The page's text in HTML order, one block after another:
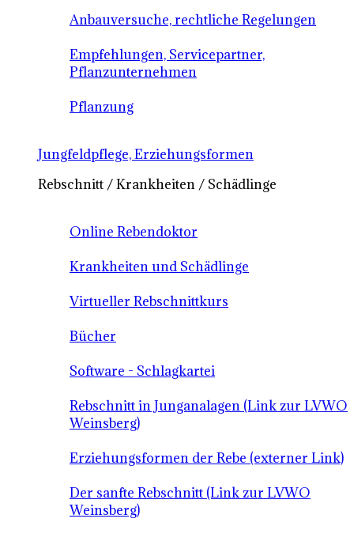
Anbauversuche, rechtliche Regelungen
Empfehlungen, Servicepartner,
Pflanzunternehmen
Pflanzung
Jungfeldpflege, Erziehungsformen
Rebschnitt / Krankheiten / Schädlinge
Online Rebendoktor
Krankheiten und Schädlinge
Virtueller Rebschnittkurs
Bücher
Software - Schlagkartei
Rebschnitt in Junganalagen (Link zur LVWO
Weinsberg)
Erziehungsformen der Rebe (externer Link)
Der sanfte Rebschnitt (Link zur LVWO
Weinsberg)